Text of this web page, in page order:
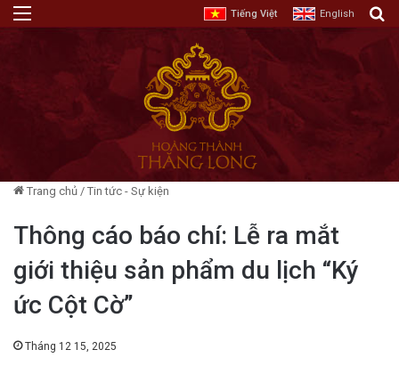
Tiếng Việt English
Trang chủ / Tin tức - Sự kiện
Thông cáo báo chí: Lễ ra mắt
giới thiệu sản phẩm du lịch “Ký
ức Cột Cờ”
Tháng 12 15, 2025